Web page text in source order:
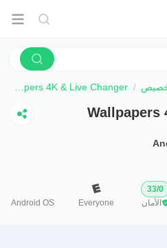
Wallpapers 4K & Live Changer
Wallpapers
0
/
33
الأمان
Everyone
Android OS